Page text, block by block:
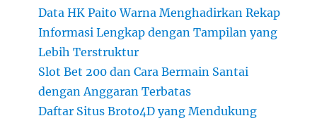
Data HK Paito Warna Menghadirkan Rekap
Informasi Lengkap dengan Tampilan yang
Lebih Terstruktur
Slot Bet 200 dan Cara Bermain Santai
dengan Anggaran Terbatas
Daftar Situs Broto4D yang Mendukung